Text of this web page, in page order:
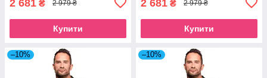
2 681 ₴ 2 979 ₴
Купити
2 681 ₴ 2 979 ₴
Купити
–10% –10%